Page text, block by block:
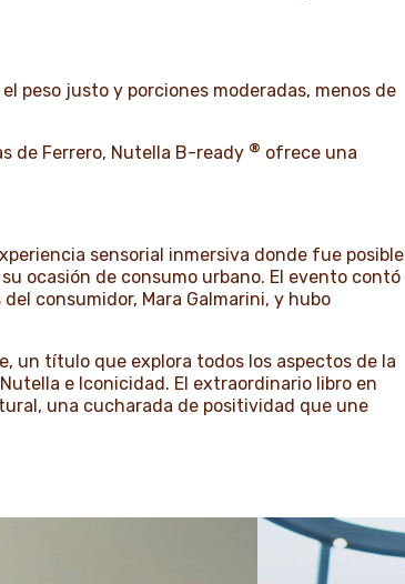
peso justo y porciones moderadas, menos de
de Ferrero, Nutella B-ready ® ofrece una
sensorial inmersiva donde fue posible
ocasión de consumo urbano. El evento contó
consumidor, Mara Galmarini, y hubo
un título que explora todos los aspectos de la
e Iconicidad. El extraordinario libro en
una cucharada de positividad que une